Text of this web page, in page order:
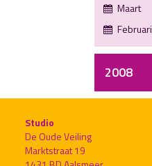
Maart
Februari
2008
Studio
De Oude Veiling
Marktstraat 19